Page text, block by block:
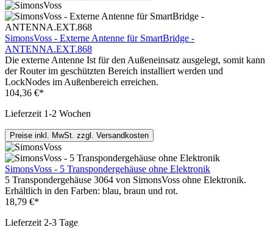
SimonsVoss - Externe Antenne für SmartBridge -
ANTENNA.EXT.868
Die externe Antenne Ist für den Außeneinsatz ausgelegt, somit kann
der Router im geschützten Bereich installiert werden und
LockNodes im Außenbereich erreichen.
104,36 €*
Lieferzeit 1-2 Wochen
Preise inkl. MwSt. zzgl. Versandkosten
SimonsVoss - 5 Transpondergehäuse ohne Elektronik
5 Transpondergehäuse 3064 von SimonsVoss ohne Elektronik.
Erhältlich in den Farben: blau, braun und rot.
18,79 €*
Lieferzeit 2-3 Tage